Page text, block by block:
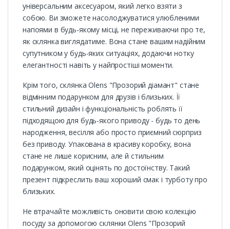
універсальним аксесуаром, який легко взяти з
собою. Ви зможете насолоджуватися улюбленими
напоями в будь-якому місці, не переживаючи про те,
як склянка виглядатиме. Вона стане вашим надійним
супутником у будь-яких ситуаціях, додаючи нотку
елегантності навіть у найпростіші моменти.
Крім того, склянка Olens "Прозорий діамант" стане
відмінним подарунком для друзів і близьких. Її
стильний дизайн і функціональність роблять її
підходящою для будь-якого приводу - будь то день
народження, весілля або просто приємний сюрприз
без приводу. Упакована в красиву коробку, вона
стане не лише корисним, але й стильним
подарунком, який оцінять по достоїнству. Такий
презент підкреслить ваш хороший смак і турботу про
близьких.
Не втрачайте можливість оновити свою колекцію
посуду за допомогою склянки Olens "Прозорий